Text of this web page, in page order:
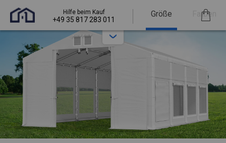
Hilfe beim Kauf
+49 35 817 283 011
Größe Farben